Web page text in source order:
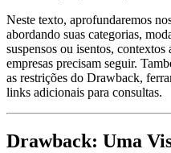
Neste texto, aprofundaremos
abordando suas categorias,
suspensos ou isentos,
empresas precisam seguir.
as restrições do Drawback,
links adicionais para consultas.
Drawback: Uma